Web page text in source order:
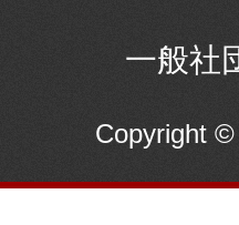
一般社
Copyright ©